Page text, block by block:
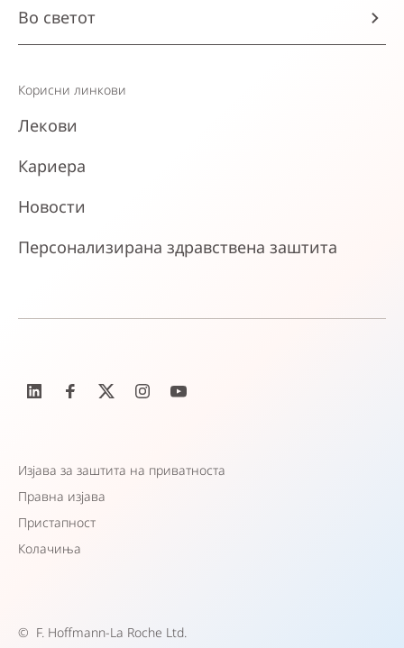
Во светот
Корисни линкови
Лекови
Кариера
Новости
Персонализирана здравствена заштита
Изјава за заштита на приватноста
Правна изјава
Пристапност
Колачиња
© F. Hoffmann-La Roche Ltd.